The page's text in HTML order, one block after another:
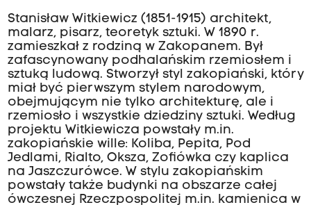
Stanisław Witkiewicz (1851-1915) architekt,
malarz, pisarz, teoretyk sztuki. W 1890 r.
zamieszkał z rodziną w Zakopanem. Był
zafascynowany podhalańskim rzemiosłem i
sztuką ludową. Stworzył styl zakopiański, który
miał być pierwszym stylem narodowym,
obejmującym nie tylko architekturę, ale i
rzemiosło i wszystkie dziedziny sztuki. Według
projektu Witkiewicza powstały m.in.
zakopiańskie wille: Koliba, Pepita, Pod
Jedlami, Rialto, Oksza, Zofiówka czy kaplica
na Jaszczurówce. W stylu zakopiańskim
powstały także budynki na obszarze całej
ówczesnej Rzeczpospolitej m.in. kamienica w